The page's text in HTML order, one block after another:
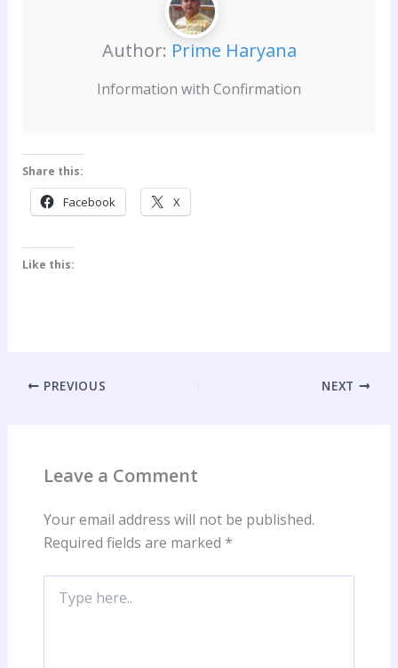
Author: Prime Haryana
Information with Confirmation
Share this:
Facebook X
Like this:
PREVIOUS NEXT
Leave a Comment
Your email address will not be published.
Required fields are marked *
here..